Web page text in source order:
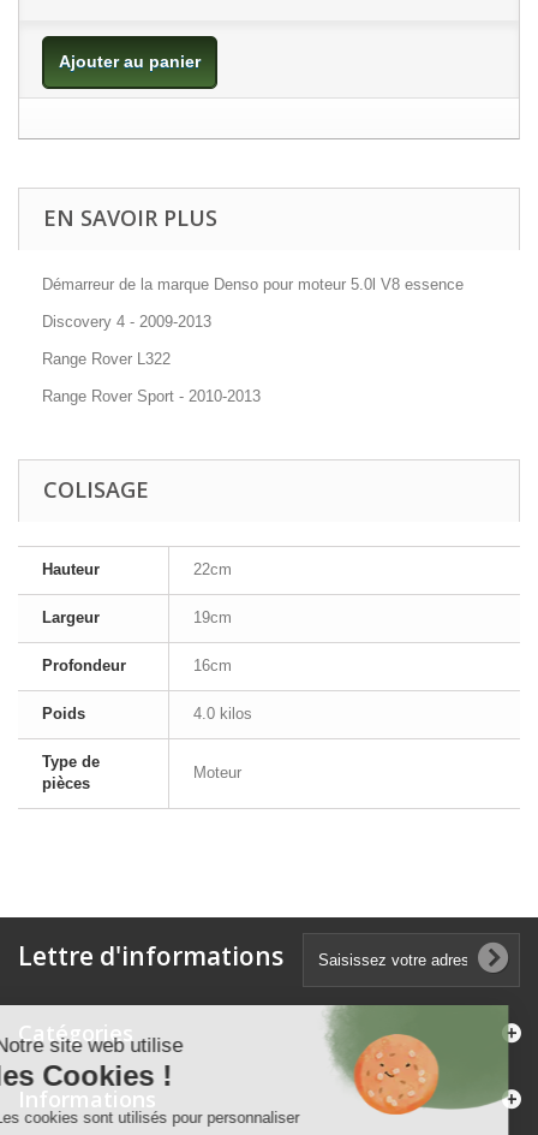
Notre site web utilise
les Cookies !
Les cookies sont utilisés pour personnaliser
Ajouter au panier
EN SAVOIR PLUS
Démarreur de la marque Denso pour moteur 5.0l V8 essence
Discovery 4 - 2009-2013
Range Rover L322
Range Rover Sport - 2010-2013
COLISAGE
Hauteur 22cm
Largeur 19cm
Profondeur 16cm
Poids 4.0 kilos
Type de
pièces
Moteur
Lettre d'informations
Catégories
Informations